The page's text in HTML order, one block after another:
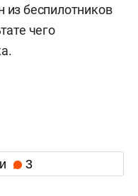
беспилотников
чего
3